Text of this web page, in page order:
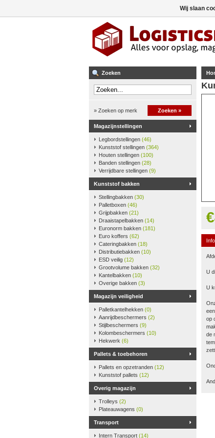
Zoeken
» Zoeken op merk Zoeken »
Magazijnstellingen
Legbordstellingen (46)
Kunststof stellingen (364)
Houten stellingen (100)
Banden stellingen (28)
Verrijdbare stellingen (9)
Kunststof bakken
Stellingbakken (30)
Palletboxen (46)
Grijpbakken (21)
Draaistapelbakken (14)
Euronorm bakken (181)
Euro koffers (62)
Cateringbakken (18)
Distributiebakken (10)
ESD veilig (12)
Grootvolume bakken (32)
Kantelbakken (10)
Overige bakken (3)
Magazijn veiligheid
Palletkantelhekken (0)
Aanrijdbeschermers (2)
Stijlbeschermers (9)
Kolombeschermers (10)
Hekwerk (6)
Pallets & toebehoren
Pallets en opzetranden (12)
Kunststof pallets (12)
Overig magazijn
Trolleys (2)
Plateauwagens (0)
Transport
Intern Transport (14)
U
U
op
de
Wij slaan